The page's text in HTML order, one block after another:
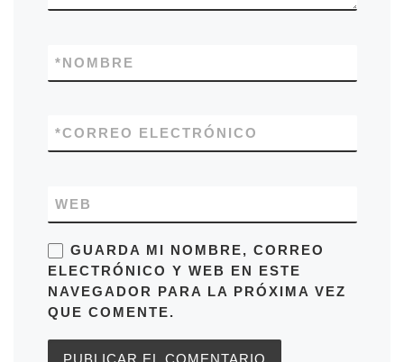
NOMBRE
*
CORREO ELECTRÓNICO
*
WEB
GUARDA MI NOMBRE, CORREO
ELECTRÓNICO Y WEB EN ESTE
NAVEGADOR PARA LA PRÓXIMA VEZ
QUE COMENTE.